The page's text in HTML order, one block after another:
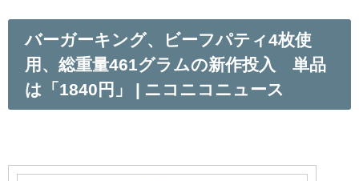
バーガーキング、ビーフパティ4枚使
用、総重量461グラムの新作投入 単品
は「1840円」 | ニコニコニュース